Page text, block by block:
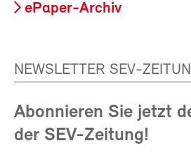
ePaper-Archiv
NEWSLETTER SEV-
Abonnieren Sie jetzt
der SEV-Zeitung!